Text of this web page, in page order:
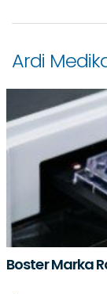
Ardi
Boster Marka